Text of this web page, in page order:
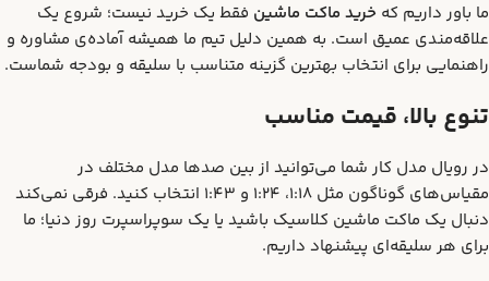
ما باور داریم که خرید ماکت ماشین فقط یک خرید نیست؛ شروع یک
علاقه‌مندی عمیق است. به همین دلیل تیم ما همیشه آماده‌ی مشاوره و
راهنمایی برای انتخاب بهترین گزینه متناسب با سلیقه و بودجه شماست.
تنوع بالا، قیمت مناسب
در رویال مدل کار شما می‌توانید از بین صدها مدل مختلف در
مقیاس‌های گوناگون مثل 1:18، 1:24 و 1:43 انتخاب کنید. فرقی نمی‌کند
دنبال یک ماکت ماشین کلاسیک باشید یا یک سوپراسپرت روز دنیا؛ ما
برای هر سلیقه‌ای پیشنهاد داریم.